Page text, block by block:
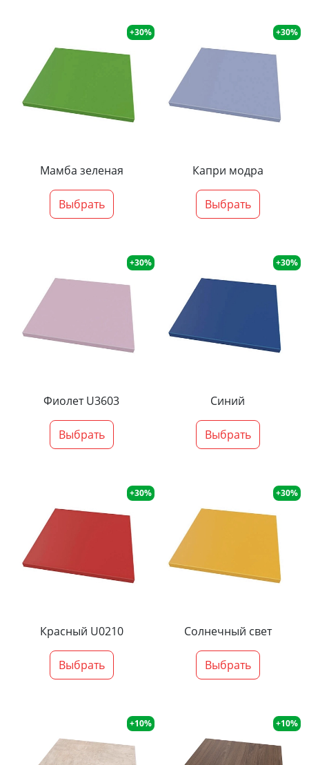
+30%
Мамба зеленая
Выбрать
+30%
Капри модра
Выбрать
+30%
Фиолет U3603
Выбрать
+30%
Синий
Выбрать
+30%
Красный U0210
Выбрать
+30%
Солнечный свет
Выбрать
+10% +10%